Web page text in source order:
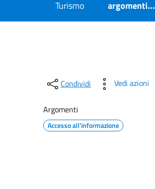
Turismo
argomenti...
Condividi Vedi azioni
Argomenti
Accesso all'informazione